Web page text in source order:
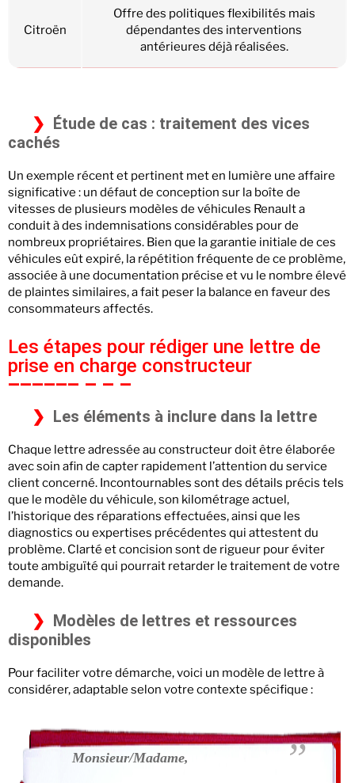
Citroën
Offre des politiques flexibilités mais
dépendantes des interventions
antérieures déjà réalisées.
Étude de cas : traitement des vices
cachés
Un exemple récent et pertinent met en lumière une affaire
significative : un défaut de conception sur la boîte de
vitesses de plusieurs modèles de véhicules Renault a
conduit à des indemnisations considérables pour de
nombreux propriétaires. Bien que la garantie initiale de ces
véhicules eût expiré, la répétition fréquente de ce problème,
associée à une documentation précise et vu le nombre élevé
de plaintes similaires, a fait peser la balance en faveur des
consommateurs affectés.
Les étapes pour rédiger une lettre de
prise en charge constructeur
Les éléments à inclure dans la lettre
Chaque lettre adressée au constructeur doit être élaborée
avec soin afin de capter rapidement l’attention du service
client concerné. Incontournables sont des détails précis tels
que le modèle du véhicule, son kilométrage actuel,
l’historique des réparations effectuées, ainsi que les
diagnostics ou expertises précédentes qui attestent du
problème. Clarté et concision sont de rigueur pour éviter
toute ambiguïté qui pourrait retarder le traitement de votre
demande.
Modèles de lettres et ressources
disponibles
Pour faciliter votre démarche, voici un modèle de lettre à
considérer, adaptable selon votre contexte spécifique :
Monsieur/Madame,